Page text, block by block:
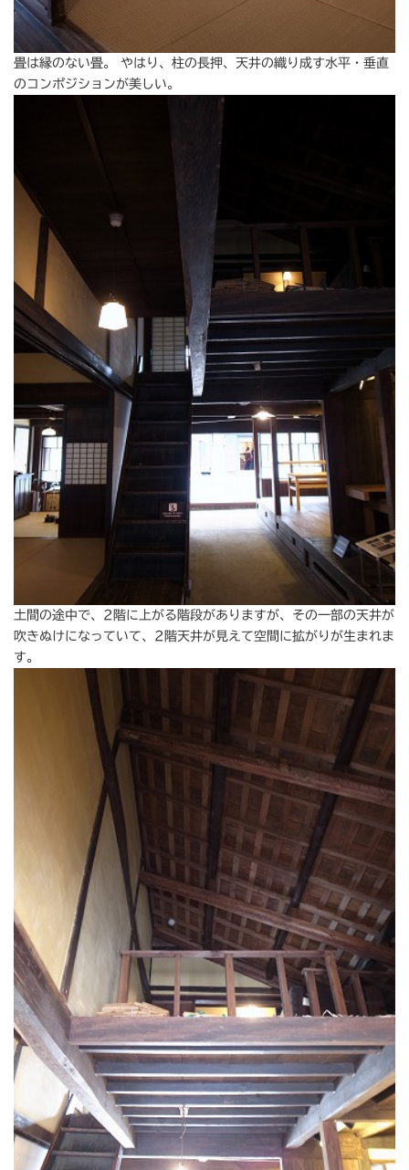
畳は縁のない畳。 やはり、柱の長押、天井の織り成す水平・垂直
のコンポジションが美しい。
土間の途中で、2階に上がる階段がありますが、その一部の天井が
吹きぬけになっていて、2階天井が見えて空間に拡がりが生まれま
す。